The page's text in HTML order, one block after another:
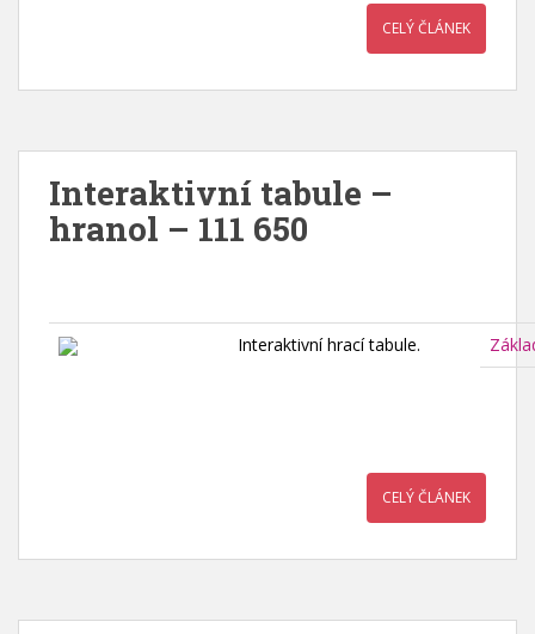
CELÝ ČLÁNEK
Interaktivní tabule –
hranol – 111 650
Interaktivní hrací tabule.
CELÝ ČLÁNEK